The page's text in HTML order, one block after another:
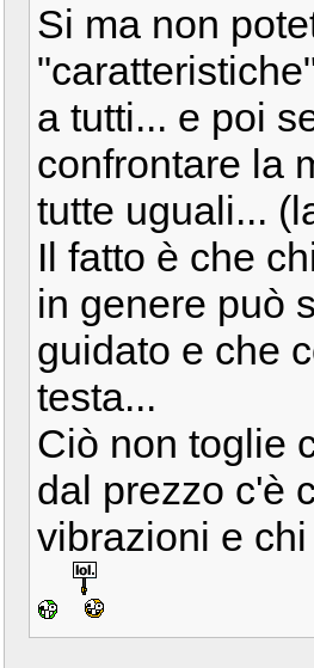
Si ma non
a tutti... e poi
confrontare la
tutte uguali...
Il fatto è che
in genere può
guidato e che
testa...
Ciò non toglie
dal prezzo c'è
vibrazioni e